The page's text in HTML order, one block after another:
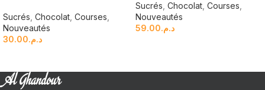
Sucrés Chocolat Courses
Nouveautés
د.م.30.00
Sucrés Chocolat Courses
Nouveautés
د.م.59.00